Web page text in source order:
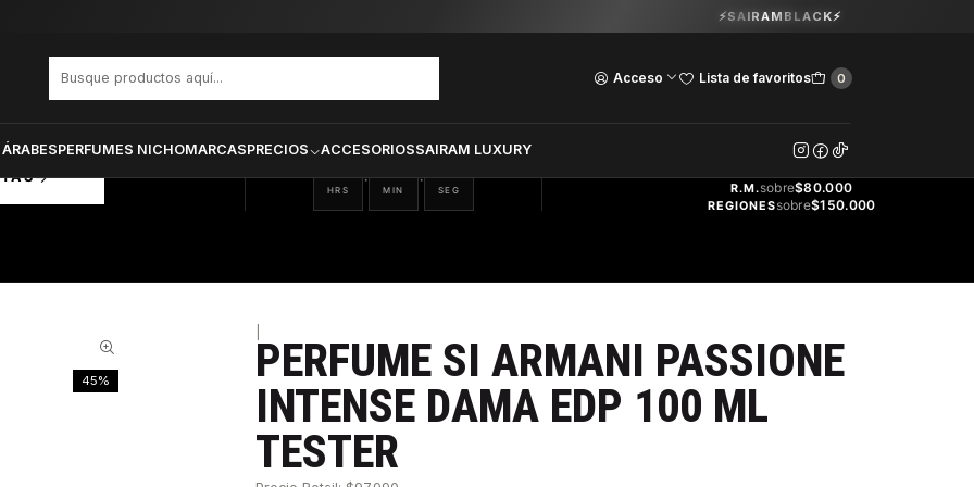
Acceso Lista de favoritos 0
PERFUMES NICHOMARCASPRECIOS ACCESORIOSSAIRAM LUXURY
Guardia Vieja 202. Oficina 102.Ver Horarios
⚡SAIRAMBLACK⚡
DAMA EDP 100 ML TESTER
12
HRS
: 29
MIN
: 56
SEG
GRATIS
R.M.sobre$80.000
REGIONESsobre$150.000
45%
PERFUME SI ARMANI PASSIONE
INTENSE DAMA EDP 100 ML
TESTER